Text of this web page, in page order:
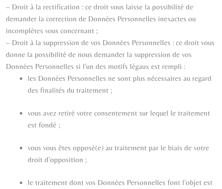
– Droit à la rectification : ce droit vous laisse la possibilité de
demander la correction de Données Personnelles inexactes ou
incomplètes vous concernant ;
– Droit à la suppression de vos Données Personnelles : ce droit vous
donne la possibilité de nous demander la suppression de vos
Données Personnelles si l’un des motifs légaux est rempli :
les Données Personnelles ne sont plus nécessaires au regard
des finalités du traitement ;
vous avez retiré votre consentement sur lequel le traitement
est fondé ;
vous vous êtes opposé(e) au traitement par le biais de votre
droit d’opposition ;
le traitement dont vos Données Personnelles font l’objet est